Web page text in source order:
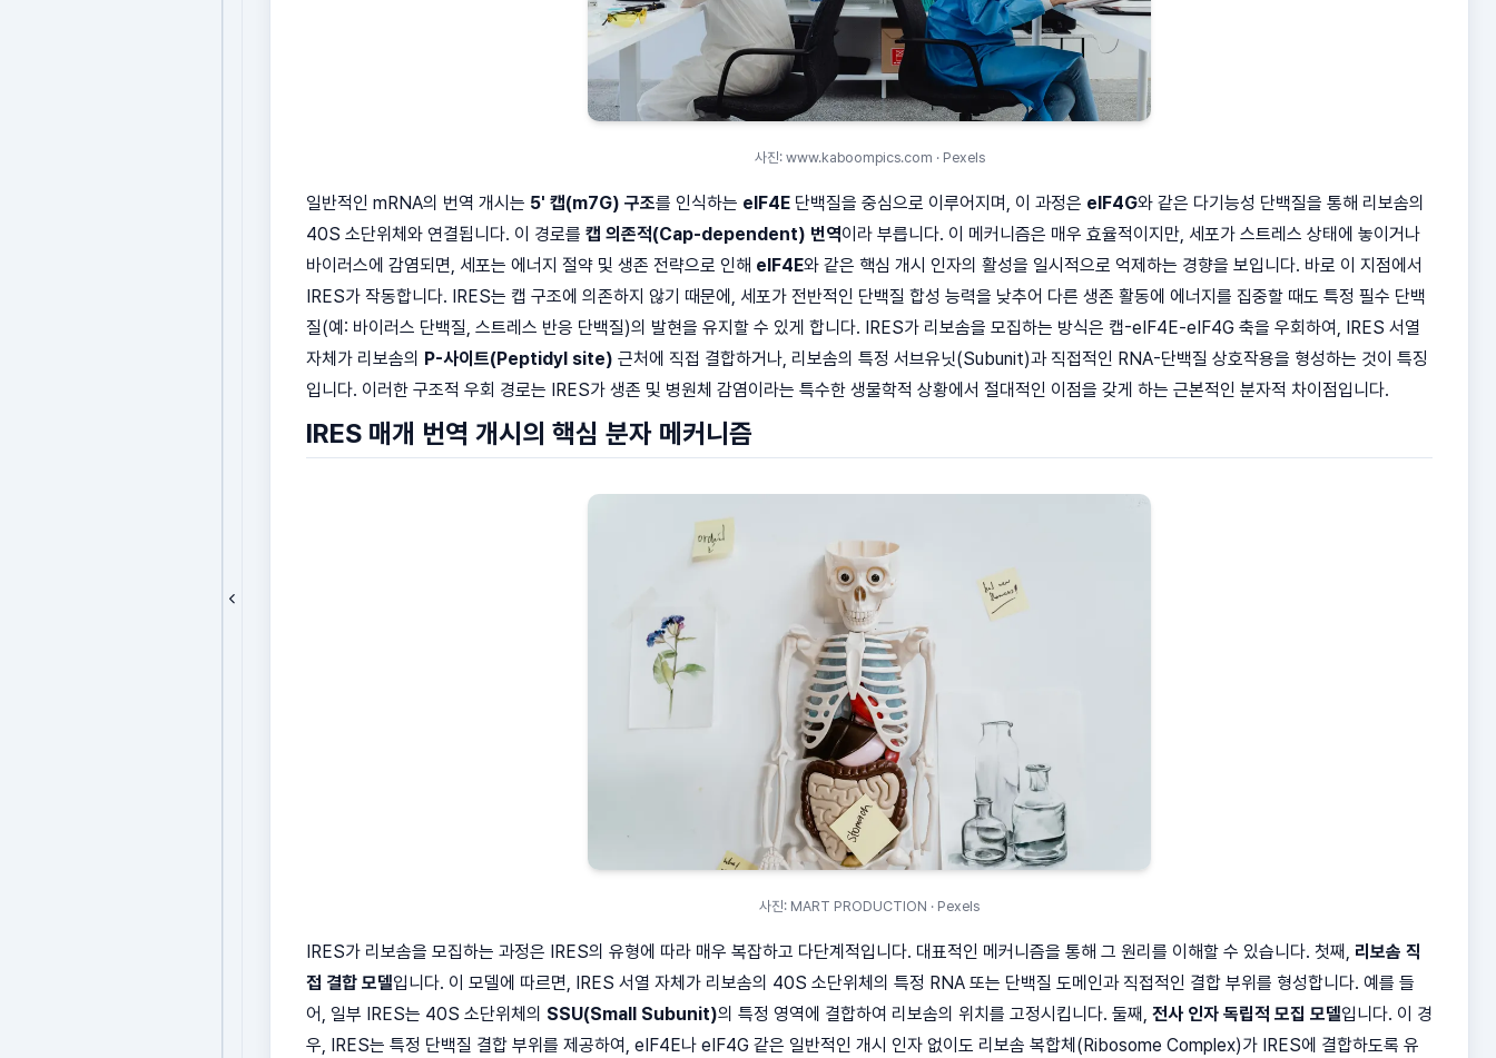
사진: www.kaboompics.com · Pexels
일반적인 mRNA의 번역 개시는 5' 캡(m7G) 구조를 인식하는 eIF4E 단백질을 중심으로 이루어지며, 이 과정은 eIF4G와 같은 다기능성 단백질을 통해 리보솜의
40S 소단위체와 연결됩니다. 이 경로를 캡 의존적(Cap-dependent) 번역이라 부릅니다. 이 메커니즘은 매우 효율적이지만, 세포가 스트레스 상태에 놓이거나
바이러스에 감염되면, 세포는 에너지 절약 및 생존 전략으로 인해 eIF4E와 같은 핵심 개시 인자의 활성을 일시적으로 억제하는 경향을 보입니다. 바로 이 지점에서
IRES가 작동합니다. IRES는 캡 구조에 의존하지 않기 때문에, 세포가 전반적인 단백질 합성 능력을 낮추어 다른 생존 활동에 에너지를 집중할 때도 특정 필수 단백
질(예: 바이러스 단백질, 스트레스 반응 단백질)의 발현을 유지할 수 있게 합니다. IRES가 리보솜을 모집하는 방식은 캡-eIF4E-eIF4G 축을 우회하여, IRES 서열
자체가 리보솜의 P-사이트(Peptidyl site) 근처에 직접 결합하거나, 리보솜의 특정 서브유닛(Subunit)과 직접적인 RNA-단백질 상호작용을 형성하는 것이 특징
입니다. 이러한 구조적 우회 경로는 IRES가 생존 및 병원체 감염이라는 특수한 생물학적 상황에서 절대적인 이점을 갖게 하는 근본적인 분자적 차이점입니다.
IRES 매개 번역 개시의 핵심 분자 메커니즘
사진: MART PRODUCTION · Pexels
IRES가 리보솜을 모집하는 과정은 IRES의 유형에 따라 매우 복잡하고 다단계적입니다. 대표적인 메커니즘을 통해 그 원리를 이해할 수 있습니다. 첫째, 리보솜 직
접 결합 모델입니다. 이 모델에 따르면, IRES 서열 자체가 리보솜의 40S 소단위체의 특정 RNA 또는 단백질 도메인과 직접적인 결합 부위를 형성합니다. 예를 들
어, 일부 IRES는 40S 소단위체의 SSU(Small Subunit)의 특정 영역에 결합하여 리보솜의 위치를 고정시킵니다. 둘째, 전사 인자 독립적 모집 모델입니다. 이 경
우, IRES는 특정 단백질 결합 부위를 제공하여, eIF4E나 eIF4G 같은 일반적인 개시 인자 없이도 리보솜 복합체(Ribosome Complex)가 IRES에 결합하도록 유